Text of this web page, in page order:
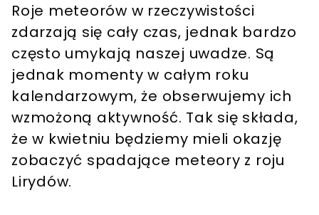
Roje meteorów w rzeczywistości
zdarzają się cały czas, jednak bardzo
często umykają naszej uwadze. Są
jednak momenty w całym roku
kalendarzowym, że obserwujemy ich
wzmożoną aktywność. Tak się składa,
że w kwietniu będziemy mieli okazję
zobaczyć spadające meteory z roju
Lirydów.